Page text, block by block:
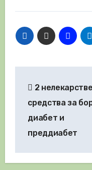
2
средства за
диабет и
преддиабет